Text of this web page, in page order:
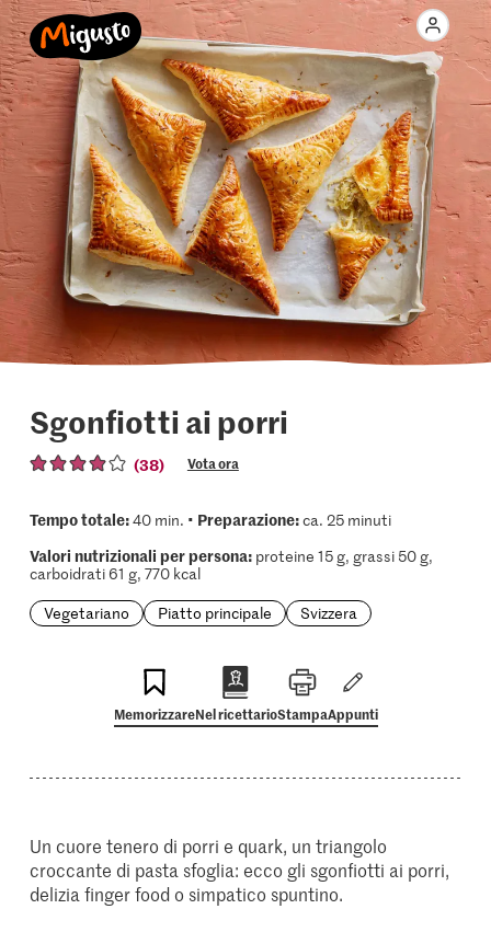
Sgonfiotti ai porri
(38) Vota ora
Tempo totale:40 min. • Preparazione:ca. 25 minuti
Valori nutrizionali per persona:proteine 15 g, grassi 50 g,
carboidrati 61 g, 770 kcal
Vegetariano
Piatto principale Svizzera
MemorizzareNel ricettarioStampaAppunti
Un cuore tenero di porri e quark, un triangolo
croccante di pasta sfoglia: ecco gli sgonfiotti ai porri,
delizia finger food o simpatico spuntino.